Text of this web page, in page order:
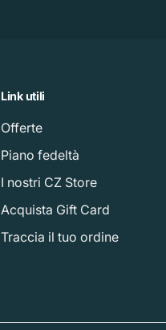
Link utili
Offerte
Piano fedeltà
I nostri CZ Store
Acquista Gift Card
Traccia il tuo ordine